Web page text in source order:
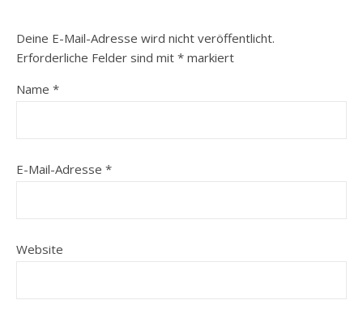
Deine E-Mail-Adresse wird nicht veröffentlicht.
Erforderliche Felder sind mit * markiert
Name *
E-Mail-Adresse *
Website